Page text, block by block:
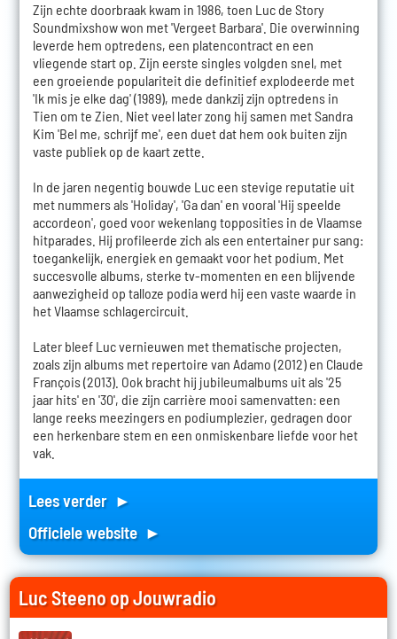
Zijn echte doorbraak kwam in 1986, toen Luc de Story
Soundmixshow won met 'Vergeet Barbara'. Die overwinning
leverde hem optredens, een platencontract en een
vliegende start op. Zijn eerste singles volgden snel, met
een groeiende populariteit die definitief explodeerde met
'Ik mis je elke dag' (1989), mede dankzij zijn optredens in
Tien om te Zien. Niet veel later zong hij samen met Sandra
Kim 'Bel me, schrijf me', een duet dat hem ook buiten zijn
vaste publiek op de kaart zette.
In de jaren negentig bouwde Luc een stevige reputatie uit
met nummers als 'Holiday', 'Ga dan' en vooral 'Hij speelde
accordeon', goed voor wekenlang topposities in de Vlaamse
hitparades. Hij profileerde zich als een entertainer pur sang:
toegankelijk, energiek en gemaakt voor het podium. Met
succesvolle albums, sterke tv-momenten en een blijvende
aanwezigheid op talloze podia werd hij een vaste waarde in
het Vlaamse schlagercircuit.
Later bleef Luc vernieuwen met thematische projecten,
zoals zijn albums met repertoire van Adamo (2012) en Claude
François (2013). Ook bracht hij jubileumalbums uit als '25
jaar hits' en '30', die zijn carrière mooi samenvatten: een
lange reeks meezingers en podiumplezier, gedragen door
een herkenbare stem en een onmiskenbare liefde voor het
vak.
Lees verder ►
Officiele website ►
Luc Steeno op Jouwradio